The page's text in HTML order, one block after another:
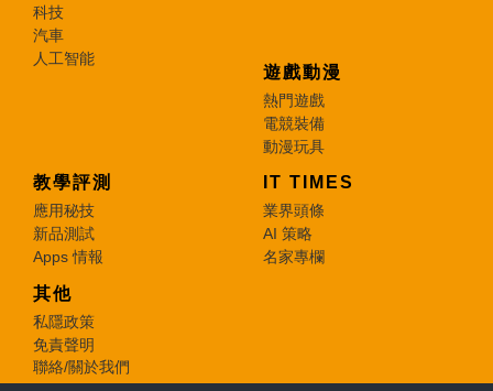
科技
汽車
人工智能
遊戲動漫
熱門遊戲
電競裝備
動漫玩具
教學評測
應用秘技
新品測試
Apps 情報
IT TIMES
業界頭條
AI 策略
名家專欄
其他
私隱政策
免責聲明
聯絡/關於我們